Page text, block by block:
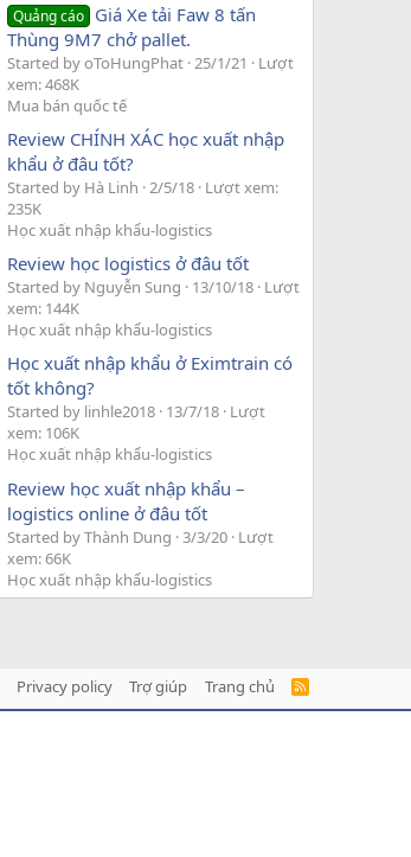
Quảng cáo Giá Xe tải Faw 8 tấn
Thùng 9M7 chở pallet.
Started by oToHungPhat 25/1/21
Lượt
xem: 468K
Mua bán quốc tế
Review CHÍNH XÁC học xuất nhập
khẩu ở đâu tốt?
Started by Hà Linh 2/5/18 Lượt xem:
235K
Học xuất nhập khẩu-logistics
Review học logistics ở đâu tốt
Started by Nguyễn Sung 13/10/18 Lượt
xem: 144K
Học xuất nhập khẩu-logistics
Học xuất nhập khẩu ở Eximtrain có
tốt không?
Started by linhle2018 13/7/18 Lượt
xem: 106K
Học xuất nhập khẩu-logistics
Review học xuất nhập khẩu –
logistics online ở đâu tốt
Started by Thành Dung 3/3/20 Lượt
xem: 66K
Học xuất nhập khẩu-logistics
Privacy policy Trợ giúp Trang chủ
R